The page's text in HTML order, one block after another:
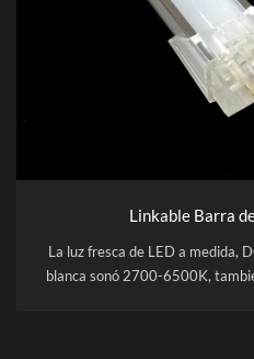
Linkable Barra
La luz fresca de LED a medida,
blanca sonó 2700-6500K,